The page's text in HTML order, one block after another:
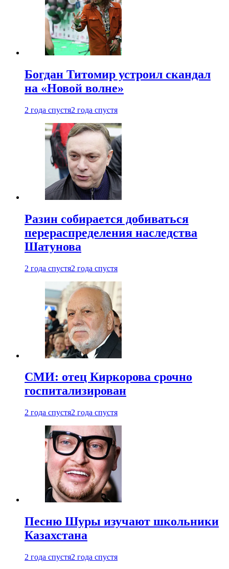
Богдан Титомир устроил скандал
на «Новой волне»
2 года спустя2 года спустя
Разин собирается добиваться
перераспределения наследства
Шатунова
2 года спустя2 года спустя
СМИ: отец Киркорова срочно
госпитализирован
2 года спустя2 года спустя
Песню Шуры изучают школьники
Казахстана
2 года спустя2 года спустя